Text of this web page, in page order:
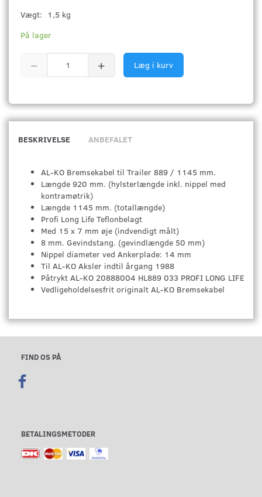
Vægt:
1,5 kg
På lager
Læg i kurv
BESKRIVELSE ANBEFALET
AL-KO Bremsekabel til Trailer 889 / 1145 mm.
Længde 920 mm. (hylsterlængde inkl. nippel med
kontramøtrik)
Længde 1145 mm. (totallængde)
Profi Long Life Teflonbelagt
Med 15 x 7 mm øje (indvendigt målt)
8 mm. Gevindstang. (gevindlængde 50 mm)
Nippel diameter ved Ankerplade: 14 mm
Til AL-KO Aksler indtil årgang 1988
Påtrykt AL-KO 20888004 HL889 033 PROFI LONG LIFE
Vedligeholdelsesfrit originalt AL-KO Bremsekabel
FIND OS PÅ
BETALINGSMETODER